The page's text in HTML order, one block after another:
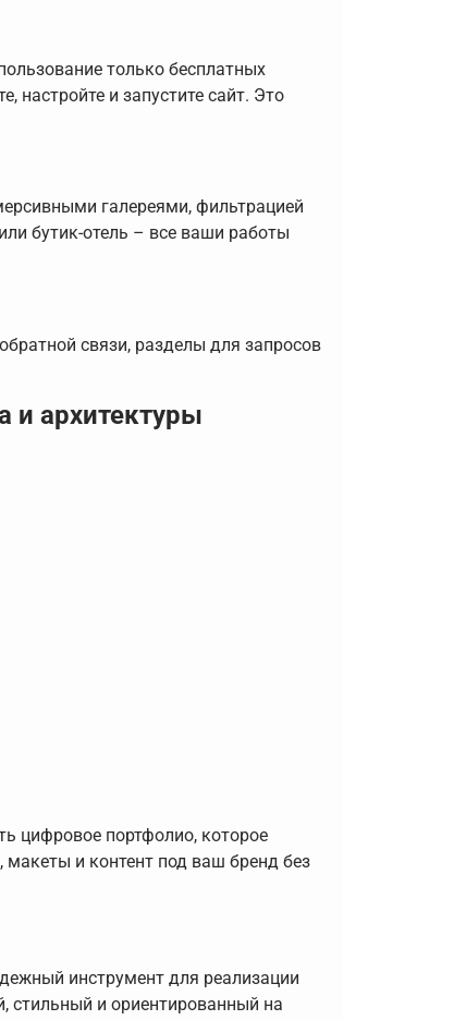
только бесплатных
настройте и запустите сайт. Это
галереями, фильтрацией
бутик-отель – все ваши работы
связи, разделы для запросов
и архитектуры
цифровое портфолио, которое
и контент под ваш бренд без
инструмент для реализации
стильный и ориентированный на